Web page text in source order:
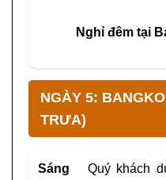
Nghỉ đêm tại
NGÀY 5:
TRƯA)
Sáng Quý khách